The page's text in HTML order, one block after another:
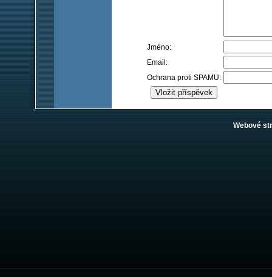
Jméno:
Email:
Ochrana proti SPAMU:
Webové